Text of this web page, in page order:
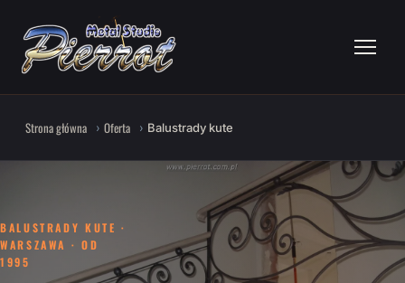
Strona główna Oferta Balustrady kute
BALUSTRADY KUTE ·
WARSZAWA · OD
1995